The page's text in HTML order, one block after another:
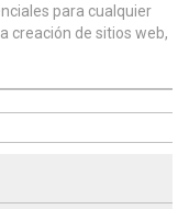
para cualquier
creación de sitios web,